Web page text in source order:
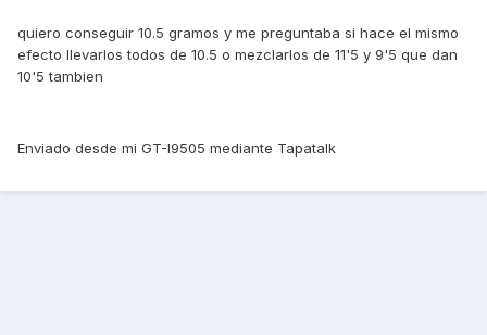
quiero conseguir 10.5 gramos y me preguntaba si hace el mismo
efecto llevarlos todos de 10.5 o mezclarlos de 11'5 y 9'5 que dan
10'5 tambien
Enviado desde mi GT-I9505 mediante Tapatalk